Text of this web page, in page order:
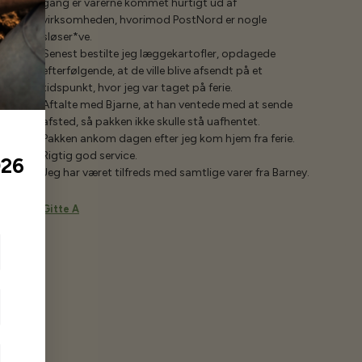
gang er varerne kommet hurtigt ud af
virksomheden, hvorimod PostNord er nogle
sløser*ve.
Senest bestilte jeg læggekartofler, opdagede
efterfølgende, at de ville blive afsendt på et
tidspunkt, hvor jeg var taget på ferie.
Aftalte med Bjarne, at han ventede med at sende
afsted, så pakken ikke skulle stå uafhentet.
Pakken ankom dagen efter jeg kom hjem fra ferie.
Rigtig god service.
Jeg har været tilfreds med samtlige varer fra Barney.
Gitte A